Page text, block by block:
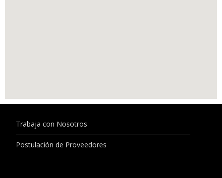
Trabaja con Nosotros
Postulación de Proveedores